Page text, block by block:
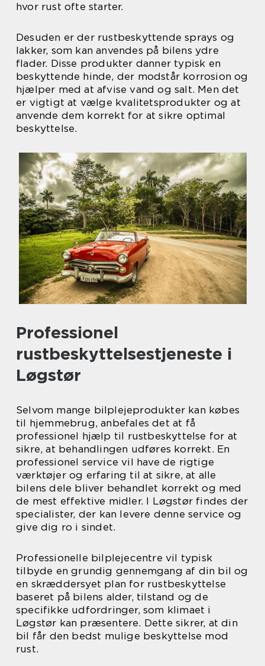
hvor rust ofte starter.
Desuden er der rustbeskyttende sprays og
lakker, som kan anvendes på bilens ydre
flader. Disse produkter danner typisk en
beskyttende hinde, der modstår korrosion og
hjælper med at afvise vand og salt. Men det
er vigtigt at vælge kvalitetsprodukter og at
anvende dem korrekt for at sikre optimal
beskyttelse.
Professionel
rustbeskyttelsestjeneste i
Løgstør
Selvom mange bilplejeprodukter kan købes
til hjemmebrug, anbefales det at få
professionel hjælp til rustbeskyttelse for at
sikre, at behandlingen udføres korrekt. En
professionel service vil have de rigtige
værktøjer og erfaring til at sikre, at alle
bilens dele bliver behandlet korrekt og med
de mest effektive midler. I Løgstør findes der
specialister, der kan levere denne service og
give dig ro i sindet.
Professionelle bilplejecentre vil typisk
tilbyde en grundig gennemgang af din bil og
en skræddersyet plan for rustbeskyttelse
baseret på bilens alder, tilstand og de
specifikke udfordringer, som klimaet i
Løgstør kan præsentere. Dette sikrer, at din
bil får den bedst mulige beskyttelse mod
rust.